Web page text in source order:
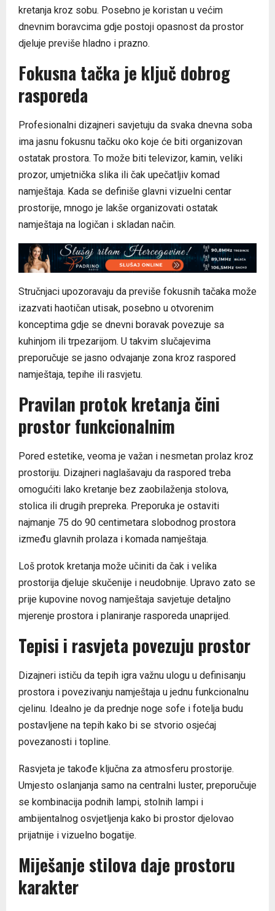
kretanja kroz sobu. Posebno je koristan u većim
dnevnim boravcima gdje postoji opasnost da prostor
djeluje previše hladno i prazno.
Fokusna tačka je ključ dobrog
rasporeda
Profesionalni dizajneri savjetuju da svaka dnevna soba
ima jasnu fokusnu tačku oko koje će biti organizovan
ostatak prostora. To može biti televizor, kamin, veliki
prozor, umjetnička slika ili čak upečatljiv komad
namještaja. Kada se definiše glavni vizuelni centar
prostorije, mnogo je lakše organizovati ostatak
namještaja na logičan i skladan način.
Stručnjaci upozoravaju da previše fokusnih tačaka može
izazvati haotičan utisak, posebno u otvorenim
konceptima gdje se dnevni boravak povezuje sa
kuhinjom ili trpezarijom. U takvim slučajevima
preporučuje se jasno odvajanje zona kroz raspored
namještaja, tepihe ili rasvjetu.
Pravilan protok kretanja čini
prostor funkcionalnim
Pored estetike, veoma je važan i nesmetan prolaz kroz
prostoriju. Dizajneri naglašavaju da raspored treba
omogućiti lako kretanje bez zaobilaženja stolova,
stolica ili drugih prepreka. Preporuka je ostaviti
najmanje 75 do 90 centimetara slobodnog prostora
između glavnih prolaza i komada namještaja.
Loš protok kretanja može učiniti da čak i velika
prostorija djeluje skučenije i neudobnije. Upravo zato se
prije kupovine novog namještaja savjetuje detaljno
mjerenje prostora i planiranje rasporeda unaprijed.
Tepisi i rasvjeta povezuju prostor
Dizajneri ističu da tepih igra važnu ulogu u definisanju
prostora i povezivanju namještaja u jednu funkcionalnu
cjelinu. Idealno je da prednje noge sofe i fotelja budu
postavljene na tepih kako bi se stvorio osjećaj
povezanosti i topline.
Rasvjeta je takođe ključna za atmosferu prostorije.
Umjesto oslanjanja samo na centralni luster, preporučuje
se kombinacija podnih lampi, stolnih lampi i
ambijentalnog osvjetljenja kako bi prostor djelovao
prijatnije i vizuelno bogatije.
Miješanje stilova daje prostoru
karakter